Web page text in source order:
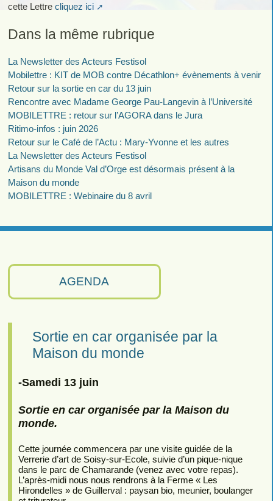
AGENDA
Sortie en car organisée par la
Maison du monde
-Samedi 13 juin
Sortie en car organisée par la Maison du
monde.
Cette journée commencera par une visite guidée de la
Verrerie d’art de Soisy-sur-Ecole, suivie d’un pique-nique
dans le parc de Chamarande (venez avec votre repas).
L’après-midi nous nous rendrons à la Ferme « Les
Hirondelles » de Guillerval : paysan bio, meunier, boulanger
cette Lettre cliquez ici
Dans la même rubrique
La Newsletter des Acteurs Festisol
Mobilettre : KIT de MOB contre Décathlon+ évènements à venir
Retour sur la sortie en car du 13 juin
Rencontre avec Madame George Pau-Langevin à l’Université
MOBILETTRE : retour sur l’AGORA dans le Jura
Ritimo-infos : juin 2026
Retour sur le Café de l’Actu : Mary-Yvonne et les autres
La Newsletter des Acteurs Festisol
Artisans du Monde Val d’Orge est désormais présent à la
Maison du monde
MOBILETTRE : Webinaire du 8 avril